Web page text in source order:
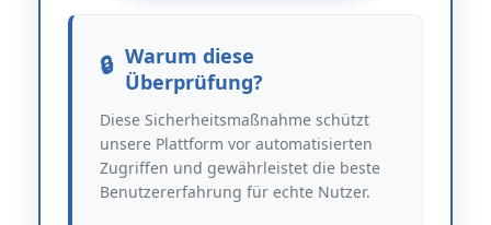
Warum diese
Überprüfung?
Diese Sicherheitsmaßnahme schützt
unsere Plattform vor automatisierten
Zugriffen und gewährleistet die beste
Benutzererfahrung für echte Nutzer.